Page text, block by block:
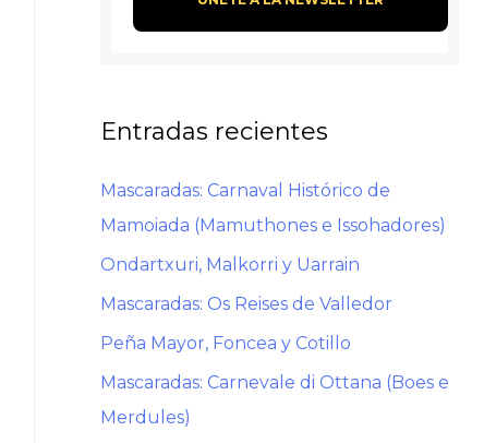
Entradas recientes
Mascaradas: Carnaval Histórico de
Mamoiada (Mamuthones e Issohadores)
Ondartxuri, Malkorri y Uarrain
Mascaradas: Os Reises de Valledor
Peña Mayor, Foncea y Cotillo
Mascaradas: Carnevale di Ottana (Boes e
Merdules)